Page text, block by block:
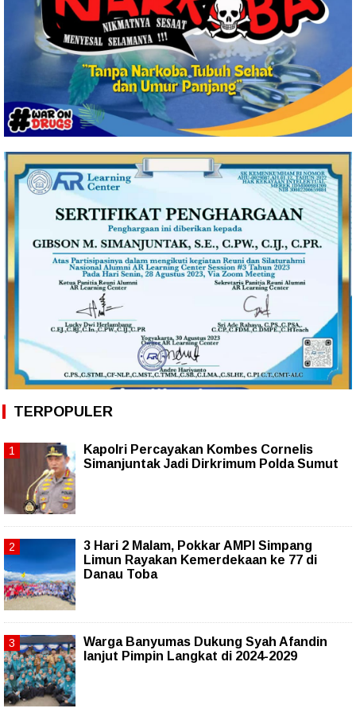
TERPOPULER
Kapolri Percayakan Kombes Cornelis
Simanjuntak Jadi Dirkrimum Polda Sumut
3 Hari 2 Malam, Pokkar AMPI Simpang
Limun Rayakan Kemerdekaan ke 77 di
Danau Toba
Warga Banyumas Dukung Syah Afandin
lanjut Pimpin Langkat di 2024-2029